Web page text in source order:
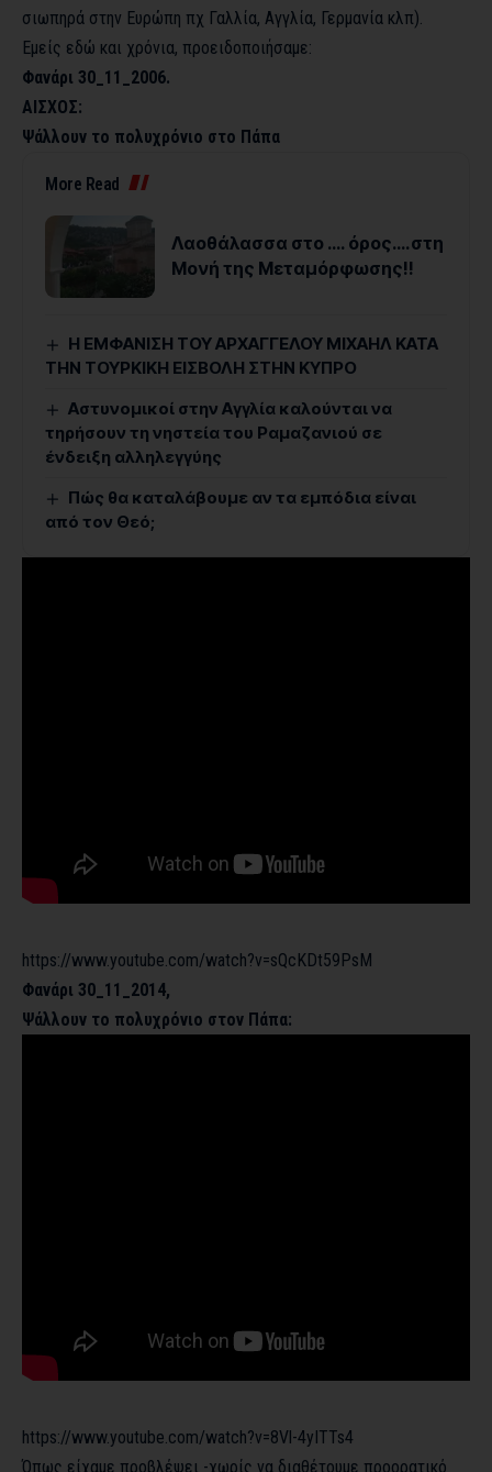
σιωπηρά στην Ευρώπη πχ Γαλλία, Αγγλία, Γερμανία κλπ).
Εμείς εδώ και χρόνια, προειδοποιήσαμε:
Φανάρι 30_11_2006.
ΑΙΣΧΟΣ:
Ψάλλουν το πολυχρόνιο στο Πάπα
More Read
Λαοθάλασσα στο …. όρος….στη
Μονή της Μεταμόρφωσης!!
Η ΕΜΦΑΝΙΣΗ ΤΟΥ ΑΡΧΑΓΓΕΛΟΥ ΜΙΧΑΗΛ ΚΑΤΑ
ΤΗΝ ΤΟΥΡΚΙΚΗ ΕΙΣΒΟΛΗ ΣΤΗΝ ΚΥΠΡΟ
Αστυνομικοί στην Αγγλία καλούνται να
τηρήσουν τη νηστεία του Ραμαζανιού σε
ένδειξη αλληλεγγύης
Πώς θα καταλάβουμε αν τα εμπόδια είναι
από τον Θεό;
https://www.youtube.com/watch?v=sQcKDt59PsM
Φανάρι 30_11_2014,
Ψάλλουν το πολυχρόνιο στον Πάπα:
https://www.youtube.com/watch?v=8Vl-4yITTs4
Όπως είχαμε προβλέψει -χωρίς να διαθέτουμε προορατικό